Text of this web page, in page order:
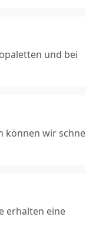
und bei
können wir
erhalten eine